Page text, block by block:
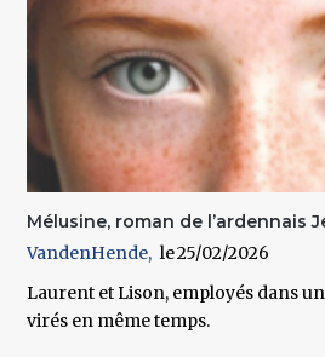
Mélusine, roman de l’ardennais
VandenHende
25/02/2026
Laurent et Lison, employés dans
virés en même temps.